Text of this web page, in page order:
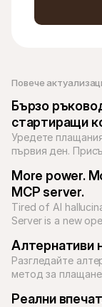
Повече
Бързо
стартиращи
Уредете
първия ден.
More power.
MCP server.
Tired of AI
Server is a new
Алтернативи
Разгледайте
метод за плащане.
Реални